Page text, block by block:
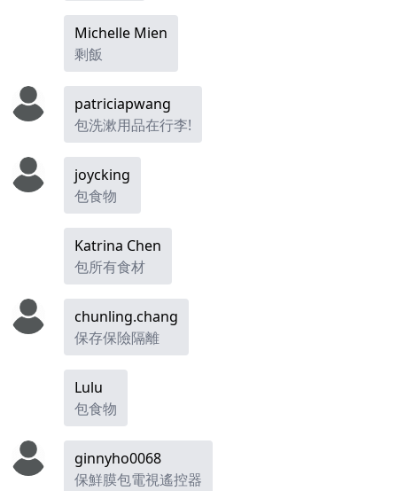
Michelle Mien
剩飯
patriciapwang
包洗漱用品在行李!
joycking
包食物
Katrina Chen
包所有食材
chunling.chang
保存保險隔離
Lulu
包食物
ginnyho0068
保鮮膜包電視遙控器